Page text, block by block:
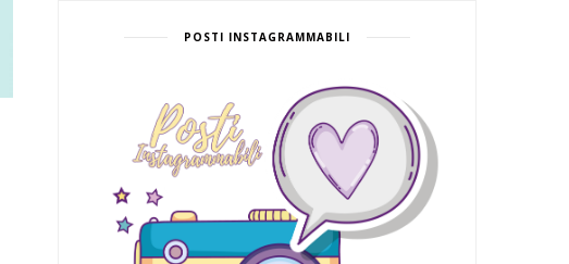
POSTI INSTAGRAMMABILI